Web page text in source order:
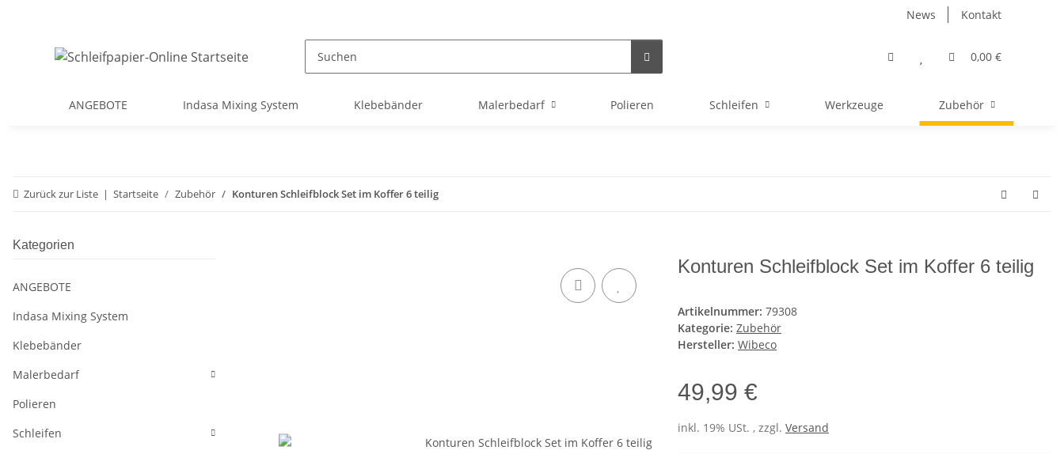
News Kontakt
0,00 €
ANGEBOTE Indasa Mixing System Klebebänder Malerbedarf Polieren Schleifen Werkzeuge Zubehör
Zurück zur Liste Startseite Zubehör Konturen Schleifblock Set im Koffer 6 teilig
Konturen Schleifblock Set im Koffer 6 teilig
Artikelnummer: 79308
Kategorie: Zubehör
Hersteller: Wibeco
49,99 €
inkl. 19% USt. , zzgl. Versand
Kategorien
ANGEBOTE
Indasa Mixing System
Klebebänder
Malerbedarf
Polieren
Schleifen